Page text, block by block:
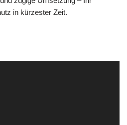
in kürzester Zeit.